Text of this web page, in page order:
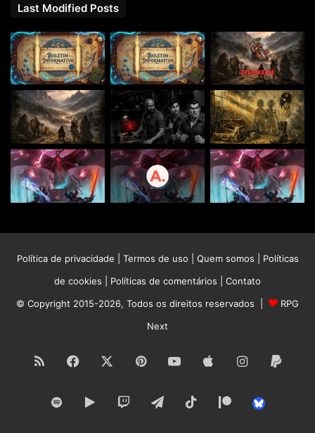
Last Modified Posts
Política de privacidade Termos de uso Quem somos
Políticas
de cookies
Políticas de comentários
Contato
© Copyright 2015-2026, Todos os direitos reservados |
RPG
Next
RSS Facebook PinterestYouTubeAppleInstagram
SpotifyGoogle TwitchTelegramTikTokPatreon